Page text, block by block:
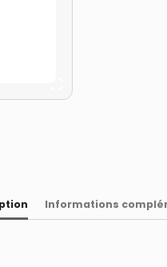
Informations